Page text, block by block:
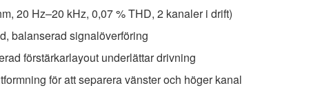
20 Hz–20 kHz, 0,07 % THD, 2 kanaler i drift)
balanserad signalöverföring
förstärkarlayout underlättar drivning
för att separera vänster och höger kanal